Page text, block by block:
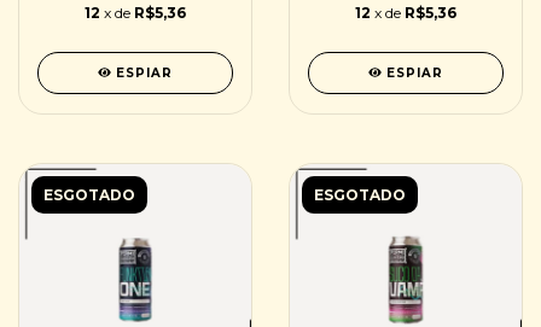
12 x de R$5,36
ESPIAR
12 x de R$5,36
ESPIAR
ESGOTADO ESGOTADO